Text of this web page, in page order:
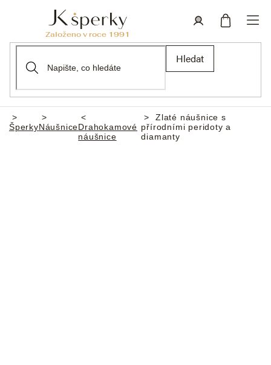
Hledat
Domů
ŠperkyNáušniceDrahokamové
náušnice
Zlaté náušnice s
přírodními peridoty a
diamanty